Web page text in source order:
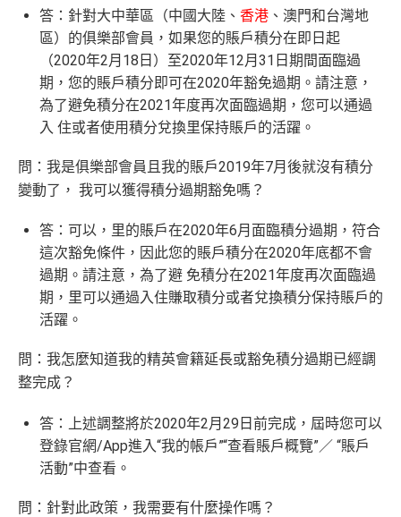
答：針對大中華區（中國大陸、 香港 、澳門和台灣地
區）的俱樂部會員，如果您的賬戶積分在即日起
（2020年2月18日）至2020年12月31日期間面臨過
期，您的賬戶積分即可在2020年豁免過期。請注意，
為了避免積分在2021年度再次面臨過期，您可以通過
入 住或者使用積分兌換里保持賬戶的活躍。
問：我是俱樂部會員且我的賬戶2019年7月後就沒有積分
變動了， 我可以獲得積分過期豁免嗎？
答：可以，里的賬戶在2020年6月面臨積分過期，符合
這次豁免條件，因此您的賬戶積分在2020年底都不會
過期。請注意，為了避 免積分在2021年度再次面臨過
期，里可以通過入住賺取積分或者兌換積分保持賬戶的
活躍。
問：我怎麼知道我的精英會籍延長或豁免積分過期已經調
整完成？
答：上述調整將於2020年2月29日前完成，屆時您可以
登錄官網/App進入“我的帳戶”“查看賬戶概覽”／ “賬戶
活動”中查看。
問：針對此政策，我需要有什麼操作嗎？